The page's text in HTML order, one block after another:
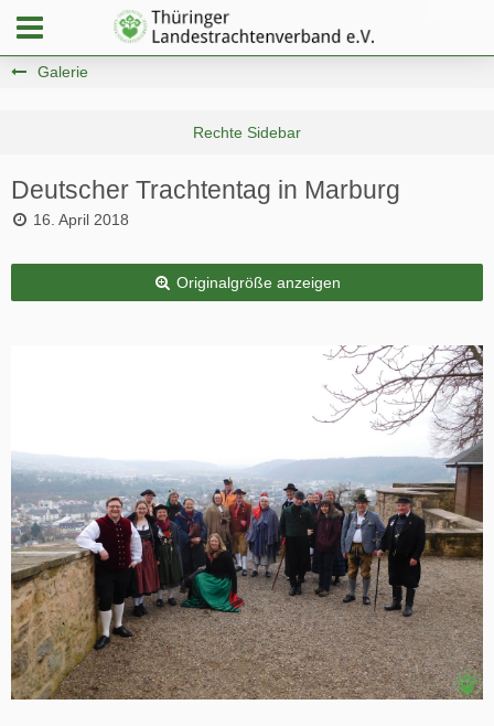
Galerie
Deutscher Trachtentag in Marburg
16. April 2018
Originalgröße anzeigen